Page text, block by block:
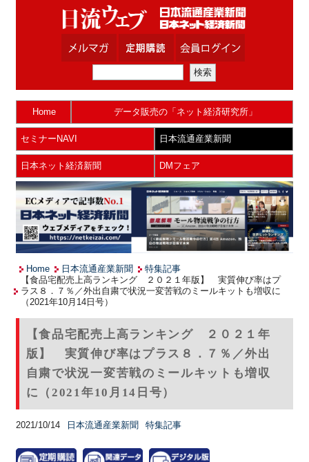
Home データ販売の「ネット経済研究所」
セミナーNAVI 日本流通産業新聞
日本ネット経済新聞 DMフェア
Home 日本流通産業新聞
特集記事
【食品宅配売上高ランキング ２０２１年版】 実質伸び率はプ
ラス８．７％／外出自粛で状況一変苦戦のミールキットも増収に
（2021年10月14日号）
【食品宅配売上高ランキング ２０２１年
版】 実質伸び率はプラス８．７％／外出
自粛で状況一変苦戦のミールキットも増収
に（2021年10月14日号）
2021/10/14 日本流通産業新聞 特集記事